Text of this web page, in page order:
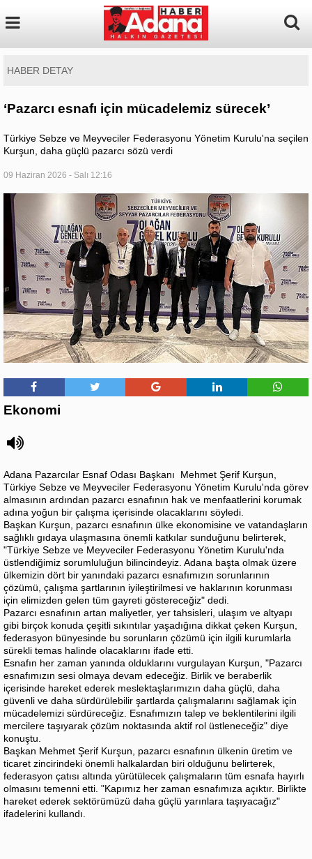
HABER DETAY
‘Pazarcı esnafı için mücadelemiz sürecek’
Türkiye Sebze ve Meyveciler Federasyonu Yönetim Kurulu'na seçilen
Kurşun, daha güçlü pazarcı sözü verdi
09 Haziran 2026 - Salı 12:16
Ekonomi
Adana Pazarcılar Esnaf Odası Başkanı Mehmet Şerif Kurşun,
Türkiye Sebze ve Meyveciler Federasyonu Yönetim Kurulu'nda görev
almasının ardından pazarcı esnafının hak ve menfaatlerini korumak
adına yoğun bir çalışma içerisinde olacaklarını söyledi.
Başkan Kurşun, pazarcı esnafının ülke ekonomisine ve vatandaşların
sağlıklı gıdaya ulaşmasına önemli katkılar sunduğunu belirterek,
"Türkiye Sebze ve Meyveciler Federasyonu Yönetim Kurulu'nda
üstlendiğimiz sorumluluğun bilincindeyiz. Adana başta olmak üzere
ülkemizin dört bir yanındaki pazarcı esnafımızın sorunlarının
çözümü, çalışma şartlarının iyileştirilmesi ve haklarının korunması
için elimizden gelen tüm gayreti göstereceğiz" dedi.
Pazarcı esnafının artan maliyetler, yer tahsisleri, ulaşım ve altyapı
gibi birçok konuda çeşitli sıkıntılar yaşadığına dikkat çeken Kurşun,
federasyon bünyesinde bu sorunların çözümü için ilgili kurumlarla
sürekli temas halinde olacaklarını ifade etti.
Esnafın her zaman yanında olduklarını vurgulayan Kurşun, "Pazarcı
esnafımızın sesi olmaya devam edeceğiz. Birlik ve beraberlik
içerisinde hareket ederek meslektaşlarımızın daha güçlü, daha
güvenli ve daha sürdürülebilir şartlarda çalışmalarını sağlamak için
mücadelemizi sürdüreceğiz. Esnafımızın talep ve beklentilerini ilgili
mercilere taşıyarak çözüm noktasında aktif rol üstleneceğiz" diye
konuştu.
Başkan Mehmet Şerif Kurşun, pazarcı esnafının ülkenin üretim ve
ticaret zincirindeki önemli halkalardan biri olduğunu belirterek,
federasyon çatısı altında yürütülecek çalışmaların tüm esnafa hayırlı
olmasını temenni etti. "Kapımız her zaman esnafımıza açıktır. Birlikte
hareket ederek sektörümüzü daha güçlü yarınlara taşıyacağız"
ifadelerini kullandı.